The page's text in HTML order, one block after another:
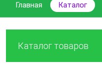
Главная Каталог
Каталог товаров